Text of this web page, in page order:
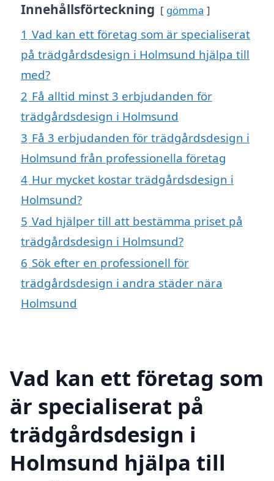
Innehållsförteckning gömma
1 Vad kan ett företag som är specialiserat
på trädgårdsdesign i Holmsund hjälpa till
med?
2 Få alltid minst 3 erbjudanden för
trädgårdsdesign i Holmsund
3 Få 3 erbjudanden för trädgårdsdesign i
Holmsund från professionella företag
4 Hur mycket kostar trädgårdsdesign i
Holmsund?
5 Vad hjälper till att bestämma priset på
trädgårdsdesign i Holmsund?
6 Sök efter en professionell för
trädgårdsdesign i andra städer nära
Holmsund
Vad kan ett företag som
är specialiserat på
trädgårdsdesign i
Holmsund hjälpa till